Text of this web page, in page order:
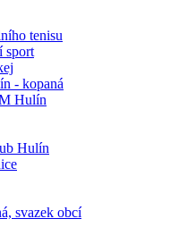
tenisu
sport
- kopaná
Hulín
Hulín
svazek obcí